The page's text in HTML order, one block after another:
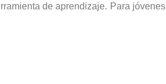
de aprendizaje. Para jóvenes